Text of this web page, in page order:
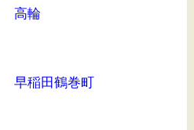
高輪
早稲田鶴巻町